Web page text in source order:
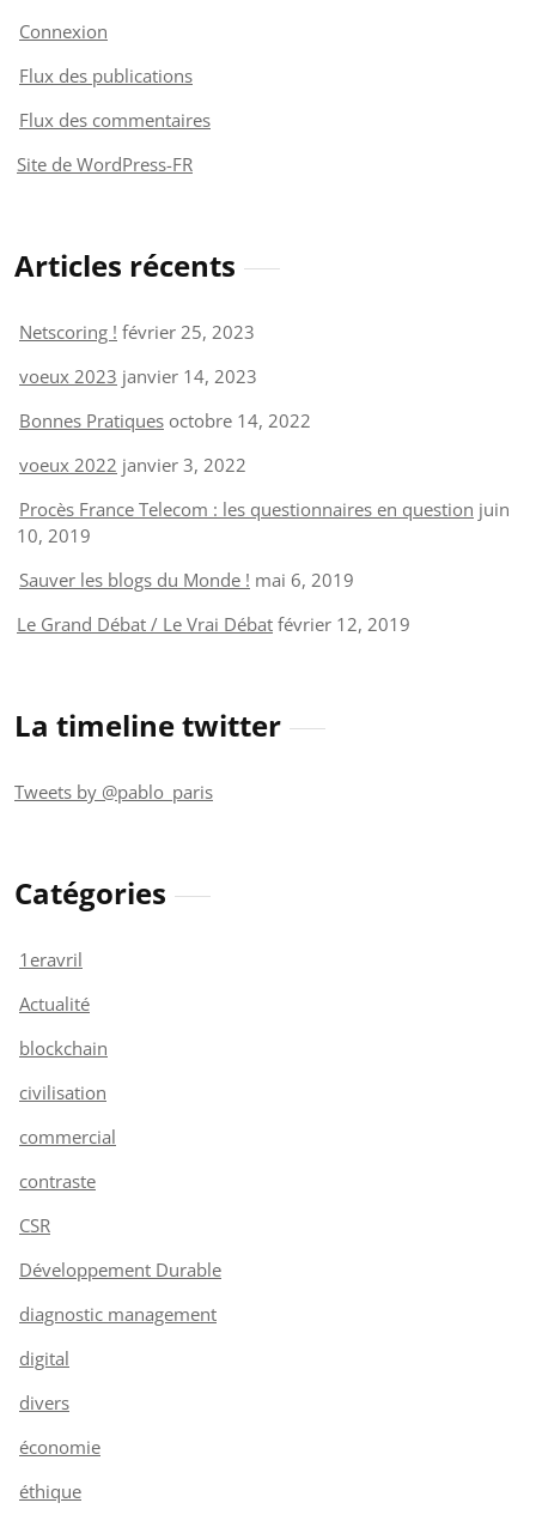
Connexion
Flux des publications
Flux des commentaires
Site de WordPress-FR
Articles récents
Netscoring ! février 25, 2023
voeux 2023 janvier 14, 2023
Bonnes Pratiques octobre 14, 2022
voeux 2022 janvier 3, 2022
Procès France Telecom : les questionnaires en question juin
10, 2019
Sauver les blogs du Monde ! mai 6, 2019
Le Grand Débat / Le Vrai Débat février 12, 2019
La timeline twitter
Tweets by @pablo_paris
Catégories
1eravril
Actualité
blockchain
civilisation
commercial
contraste
CSR
Développement Durable
diagnostic management
digital
divers
économie
éthique